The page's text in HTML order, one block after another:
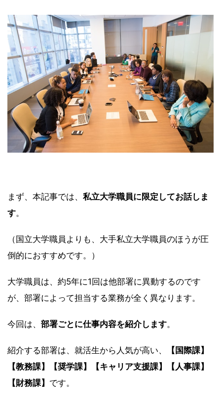
まず、本記事では、 私立大学職員に限定してお話しま
す。
（国立大学職員よりも、大手私立大学職員のほうが圧
倒的におすすめです。）
大学職員は、約5年に1回は他部署に異動するのです
が、部署によって担当する業務が全く異なります。
今回は、 部署ごとに仕事内容を紹介します。
紹介する部署は、就活生から人気が高い、
【国際課】
【教務課】【奨学課】【キャリア支援課】【人事課】
【財務課】 です。